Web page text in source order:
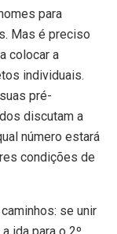
para
Mas é preciso
colocar a
individuais.
pré-
discutam a
número estará
condições de
se unir